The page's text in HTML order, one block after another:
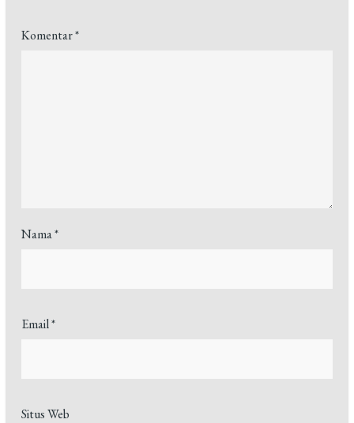
Komentar*
Nama*
Email*
Situs Web